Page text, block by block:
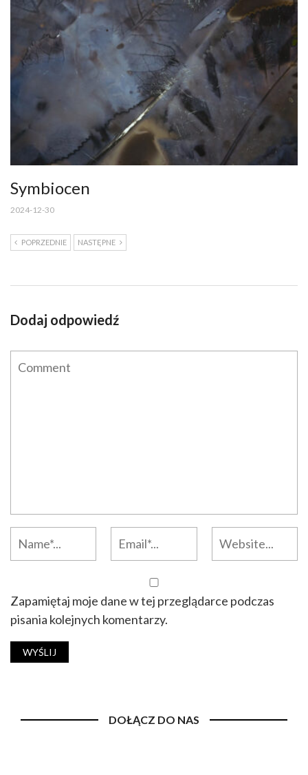
Symbiocen
2024-12-30
POPRZEDNIE NASTĘPNE
Dodaj odpowiedź
Zapamiętaj moje dane w tej przeglądarce podczas
pisania kolejnych komentarzy.
DOŁĄCZ DO NAS